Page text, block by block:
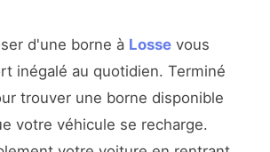
d'une borne à Losse vous
inégalé au quotidien. Terminé
trouver une borne disponible
votre véhicule se recharge.